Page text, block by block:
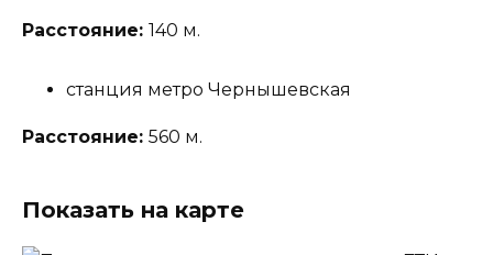
Расстояние: 140 м.
станция метро Чернышевская
Расстояние: 560 м.
Показать на карте